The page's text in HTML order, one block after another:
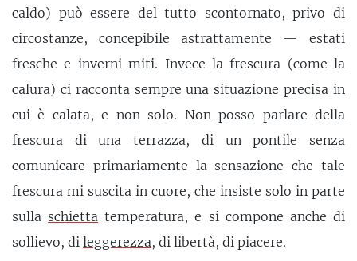
caldo) può essere del tutto scontornato, privo di
circostanze, concepibile astrattamente — estati
fresche e inverni miti. Invece la frescura (come la
calura) ci racconta sempre una situazione precisa in
cui è calata, e non solo. Non posso parlare della
frescura di una terrazza, di un pontile senza
comunicare primariamente la sensazione che tale
frescura mi suscita in cuore, che insiste solo in parte
sulla schietta temperatura, e si compone anche di
sollievo, di leggerezza, di libertà, di piacere.